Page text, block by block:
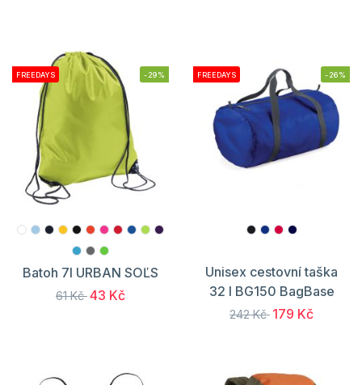
FREEDAYS -29%
Batoh 7l URBAN SOĽS
61 Kč43 Kč
FREEDAYS -26%
Unisex cestovní taška
32 l BG150 BagBase
242 Kč 179 Kč